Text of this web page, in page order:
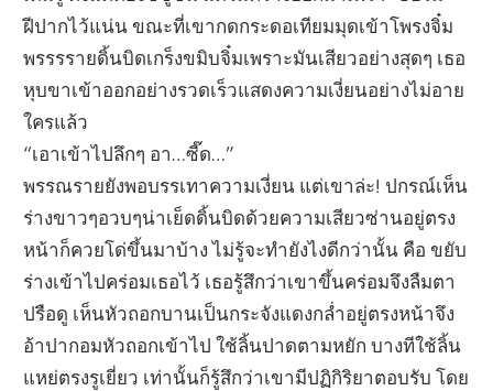
ฝีปากไว้แน่น ขณะที่เขากดกระดอเทียมมุดเข้าโพรงจิ๋ม
พรรรรายดิ้นบิดเกร็งขมิบจิ๋มเพราะมันเสียวอย่างสุดๆ เธอ
หุบขาเข้าออกอย่างรวดเร็วแสดงความเงี่ยนอย่างไม่อาย
ใครแล้ว
“เอาเข้าไปลึกๆ อา…ซี๊ด…”
พรรณรายยังพอบรรเทาความเงี่ยน แต่เขาล่ะ! ปกรณ์เห็น
ร่างขาวๆอวบๆน่าเย็ดดิ้นบิดด้วยความเสียวซ่านอยู่ตรง
หน้าก็ควยโด่ขึ้นมาบ้าง ไม่รู้จะทำยังไงดีกว่านั้น คือ ขยับ
ร่างเข้าไปคร่อมเธอไว้ เธอรู้สึกว่าเขาขึ้นคร่อมจึงลืมตา
ปรือดู เห็นหัวถอกบานเป็นกระจังแดงกล่ำอยู่ตรงหน้าจึง
อ้าปากอมหัวถอกเข้าไป ใช้ลิ้นปาดตามหยัก บางทีใช้ลิ้น
แหย่ตรงรูเยี่ยว เท่านั้นก็รู้สึกว่าเขามีปฏิกิริยาตอบรับ โดย